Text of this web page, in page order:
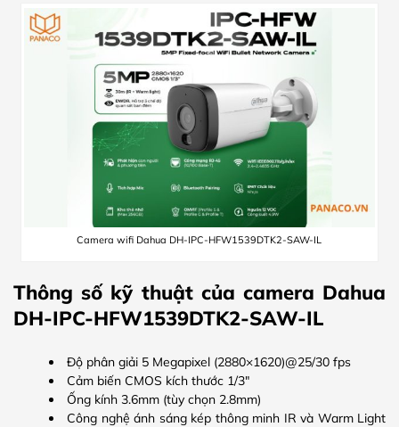
Camera wifi Dahua DH-IPC-HFW1539DTK2-SAW-IL
Thông số kỹ thuật của camera Dahua
DH-IPC-HFW1539DTK2-SAW-IL
Độ phân giải 5 Megapixel (2880×1620)@25/30 fps
Cảm biến CMOS kích thước 1/3″
Ống kính 3.6mm (tùy chọn 2.8mm)
Công nghệ ánh sáng kép thông minh IR và Warm Light